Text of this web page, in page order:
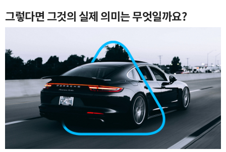
그렇다면 그것의 실제 의미는 무엇일까요?